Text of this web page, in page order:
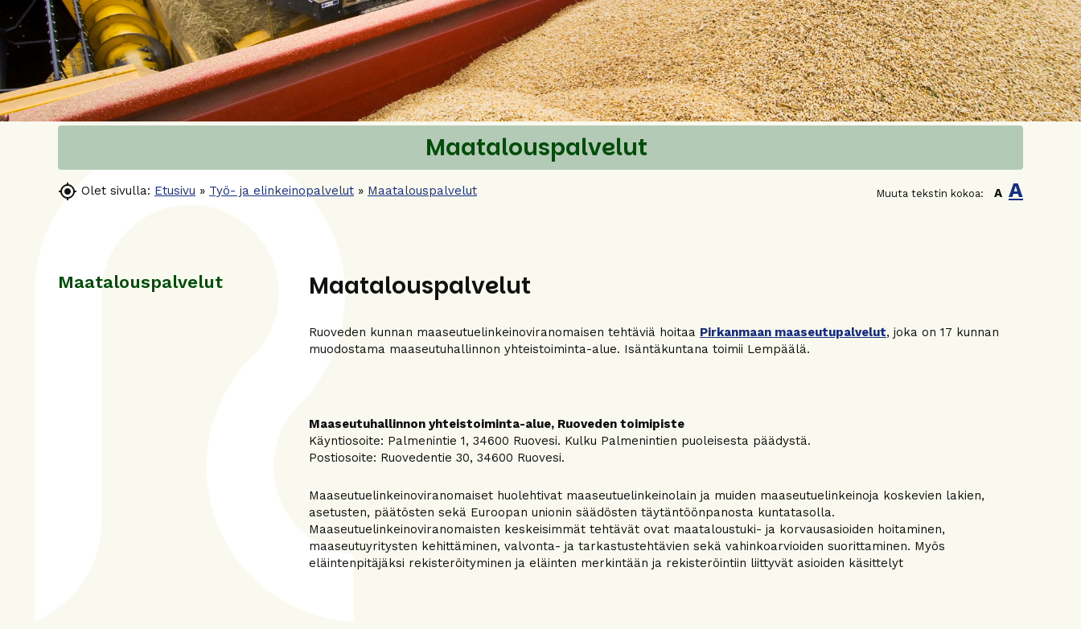
Maatalouspalvelut
 Olet sivulla: Etusivu » Työ- ja elinkeinopalvelut » Maatalouspalvelut Muuta tekstin kokoa: A A
Maatalouspalvelut Maatalouspalvelut
Ruoveden kunnan maaseutuelinkeinoviranomaisen tehtäviä hoitaa Pirkanmaan maaseutupalvelut, joka on 17 kunnan
muodostama maaseutuhallinnon yhteistoiminta-alue. Isäntäkuntana toimii Lempäälä.
Maaseutuhallinnon yhteistoiminta-alue, Ruoveden toimipiste
Käyntiosoite: Palmenintie 1, 34600 Ruovesi. Kulku Palmenintien puoleisesta päädystä.
Postiosoite: Ruovedentie 30, 34600 Ruovesi.
Maaseutuelinkeinoviranomaiset huolehtivat maaseutuelinkeinolain ja muiden maaseutuelinkeinoja koskevien lakien,
asetusten, päätösten sekä Euroopan unionin säädösten täytäntöönpanosta kuntatasolla.
Maaseutuelinkeinoviranomaisten keskeisimmät tehtävät ovat maataloustuki- ja korvausasioiden hoitaminen,
maaseutuyritysten kehittäminen, valvonta- ja tarkastustehtävien sekä vahinkoarvioiden suorittaminen. Myös
eläintenpitäjäksi rekisteröityminen ja eläinten merkintään ja rekisteröintiin liittyvät asioiden käsittelyt